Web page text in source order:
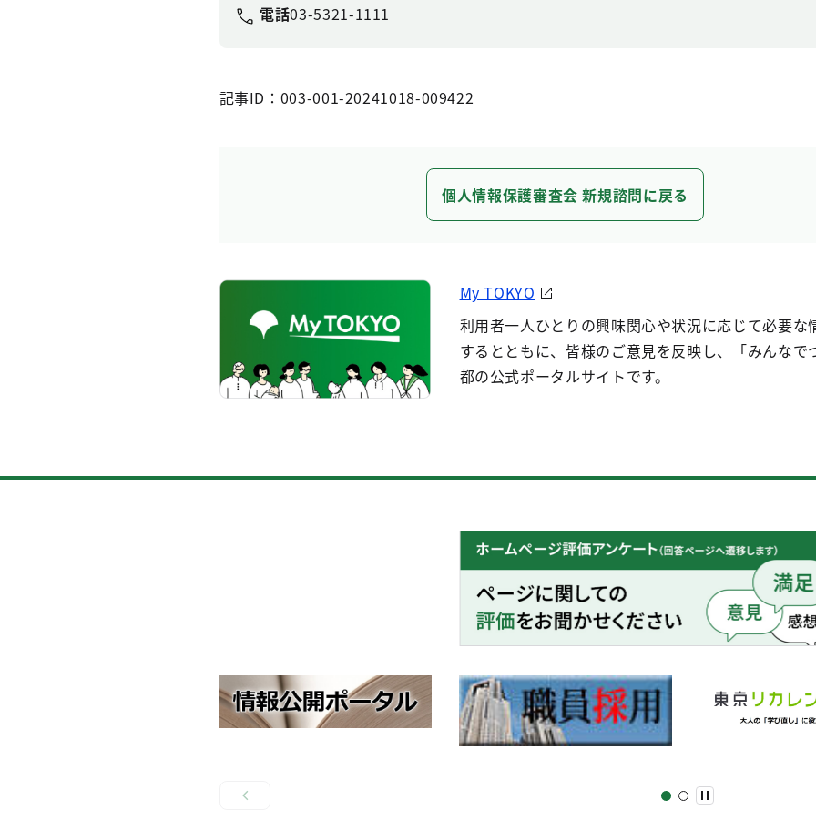
電話03-5321-1111
記事ID：003-001-20241018-009422
個人情報保護審査会 新規諮問に戻る
My TOKYO
利用者一人ひとりの興味関心や状況に応じて必要な
するとともに、皆様のご意見を反映し、「みんなで
都の公式ポータルサイトです。